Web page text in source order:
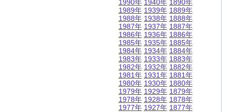
1990年
1989年
1988年
1987年
1986年
1985年
1984年
1983年
1982年
1981年
1980年
1979年
1978年
1977年
1940年
1939年
1938年
1937年
1936年
1935年
1934年
1933年
1932年
1931年
1930年
1929年
1928年
1927年
1890年
1889年
1888年
1887年
1886年
1885年
1884年
1883年
1882年
1881年
1880年
1879年
1878年
1877年